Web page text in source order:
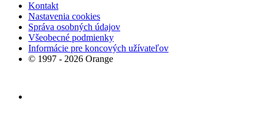
Kontakt
Nastavenia cookies
Správa osobných údajov
Všeobecné podmienky
Informácie pre koncových užívateľov
© 1997 - 2026 Orange